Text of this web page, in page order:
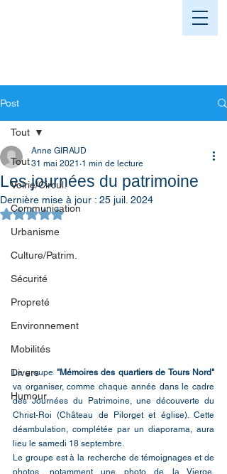
Post
Tout
Voirie/Circul.
Communication
Urbanisme
Culture/Patrim.
Sécurité
Propreté
Environnement
Mobilités
Divers
Humour
Tout
Les journées du patrimoine
Anne GIRAUD
31 mai 2021 1 min de lecture
Dernière mise à jour : 25 juil. 2024
Noté NaN étoiles sur 5.
Le groupe "Mémoires des quartiers de Tours Nord"
va organiser, comme chaque année dans le cadre
des Journées du Patrimoine, une découverte du
Christ-Roi (Château de Pilorget et église). Cette
déambulation, complétée par un diaporama, aura
lieu le samedi 18 septembre.
Le groupe est à la recherche de témoignages et de